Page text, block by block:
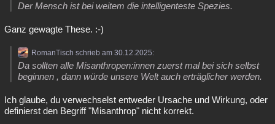
Der Mensch ist bei weitem die intelligenteste Spezies.
Ganz gewagte These. :-)
RomanTisch schrieb am 30.12.2025:
Da sollten alle Misanthropen:innen zuerst mal bei sich selbst
beginnen , dann würde unsere Welt auch erträglicher werden.
Ich glaube, du verwechselst entweder Ursache und Wirkung, oder
definierst den Begriff "Misanthrop" nicht korrekt.